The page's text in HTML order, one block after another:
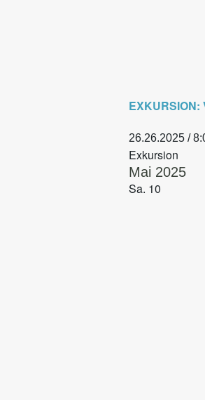
26.26.2025 /
Exkursion
Mai 2025
Sa. 10